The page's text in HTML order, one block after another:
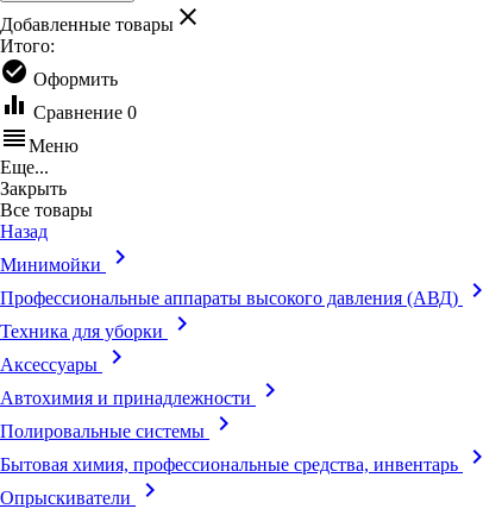
Добавленные товары clear
Итого:
check_circle Оформить
equalizer Сравнение 0
reorderМеню
Еще...
Закрыть
Все товары
Назад
Минимойки
keyboard_arrow_right
Профессиональные аппараты высокого давления (АВД) keyboard_arrow_right
Техника для уборки keyboard_arrow_right
Аксессуары keyboard_arrow_right
Автохимия и принадлежности keyboard_arrow_right
Полировальные системы keyboard_arrow_right
Бытовая химия, профессиональные средства, инвентарь keyboard_arrow_right
Опрыскиватели keyboard_arrow_right